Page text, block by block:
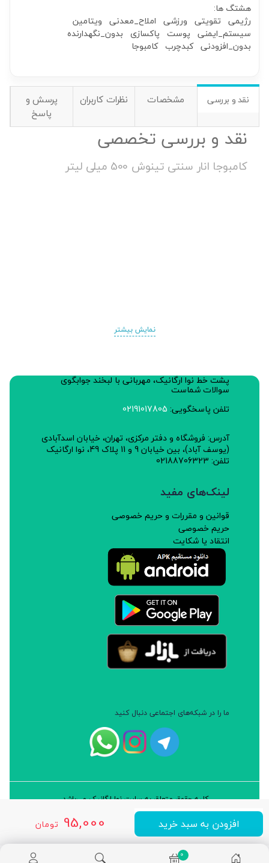
95,000 تومان افزودن به سبد خرید
هشتگ ها:
رژیمی تقویتی ورزشی املاح_معدنی ویتامین
سیستم_ایمنی پوست پاکسازی بدون_نگهدارنده
بدون_افزودنی کبدچرب کامبوجا
نقد و بررسی مشخصات نظرات کاربران
پرسش و
پاسخ
نقد و بررسی تخصصی
کامبوجا انار سنتی تینوش 500 میلی لیتر
نمایش بیشتر
پشت خط نوا ارگانیک، مهربانی با لبخند جوابگوی
سوالات شماست
تلفن پاسخگویی: 02191017805
آدرس: فروشگاه و دفتر مرکزی، تهران، خیابان اسدآبادی
(یوسف آباد)، بین خیابان 9 و 11 پلاک 49، نوا ارگانیک
تلفن: 02188706323
لینک‌های مفید
قوانین و مقررات و حریم خصوصی
حریم خصوصی
انتقاد یا شکایت
ما را در شبکه‌های اجتماعی دنبال کنید
کلیه حقوق متعلق به سایت نوا ارگانیک می‌باشد.
طراحی و توسعه: شرکت داده پردازان سورن ایرانیان (نرم افزار سارب)
0